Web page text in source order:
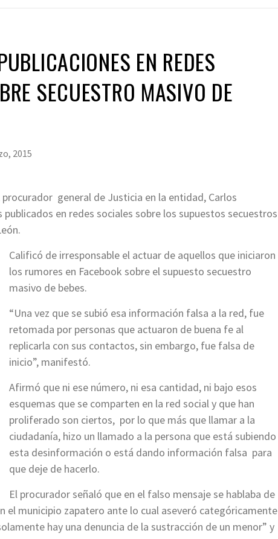
EN REDES
SECUESTRO MASIVO DE
2015
procurador general de Justicia en la entidad, Carlos
en redes sociales sobre los supuestos secuestros
Calificó de irresponsable el actuar de aquellos que iniciaron
los rumores en Facebook sobre el supuesto secuestro
masivo de bebes.
“Una vez que se subió esa información falsa a la red, fue
retomada por personas que actuaron de buena fe al
replicarla con sus contactos, sin embargo, fue falsa de
inicio”, manifestó.
Afirmó que ni ese número, ni esa cantidad, ni bajo esos
esquemas que se comparten en la red social y que han
proliferado son ciertos, por lo que más que llamar a la
ciudadanía, hizo un llamado a la persona que está subiendo
esta desinformación o está dando información falsa para
que deje de hacerlo.
El procurador señaló que en el falso mensaje se hablaba de
el municipio zapatero ante lo cual aseveró categóricamente
hay una denuncia de la sustracción de un menor” y